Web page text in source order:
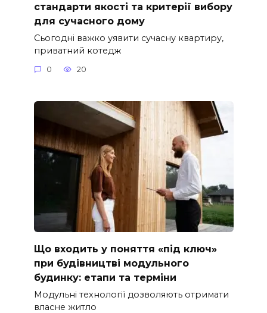
стандарти якості та критерії вибору
для сучасного дому
Сьогодні важко уявити сучасну квартиру,
приватний котедж
0 20
Що входить у поняття «під ключ»
при будівництві модульного
будинку: етапи та терміни
Модульні технології дозволяють отримати
власне житло